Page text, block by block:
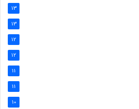
13
13
12
12
11
11
10